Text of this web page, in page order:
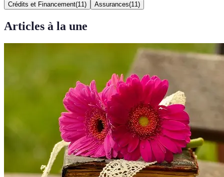
Crédits et Financement(11 ) Assurances(11 )
Articles à la une